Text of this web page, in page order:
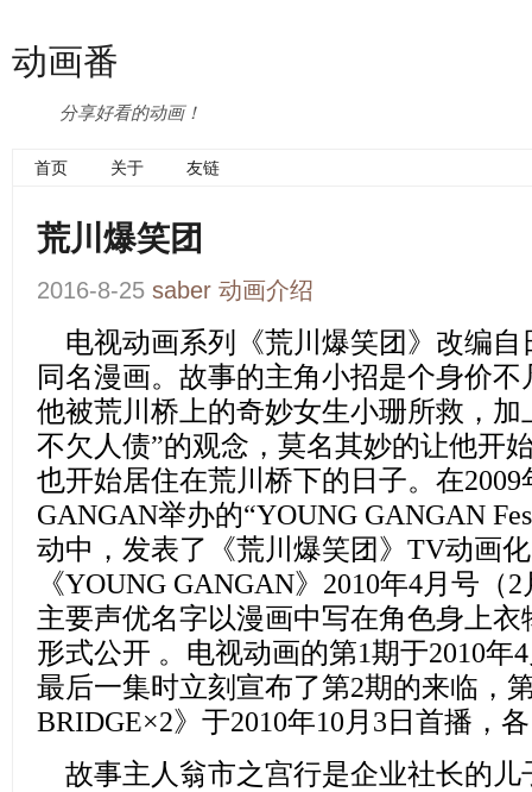
动画番
分享好看的动画！
首页 关于 友链
荒川爆笑团
2016-8-25 saber 动画介绍
电视动画系列 《荒川爆笑团》 改编自
同名漫画。故事的主角小招是个身价
他被荒川桥上的奇妙女生小珊所救，
不欠人债”的观念，莫名其妙的让他开
也开始居住在荒川桥下的日子。在2009
GANGAN举办的“YOUNG GANGAN
动中，发表了《荒川爆笑团》TV动画
《YOUNG GANGAN》2010年4月号（
主要声优名字以漫画中写在角色身上
形式公开 。电视动画的第1期于2010年
最后一集时立刻宣布了第2期的来临，
BRIDGE×2》于2010年10月3日首播，
故事主人翁市之宫行是企业社长的儿